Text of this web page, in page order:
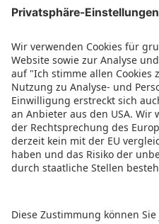
kommenden Jahr
verdeutlicht die
freuen uns auf
Christian Ulrich,
Spielwarenmesse eG,
PRESSEMITTEILUNG ALS